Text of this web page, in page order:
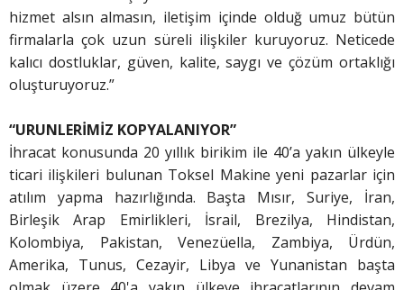
hizmet alsın almasın, iletişim içinde olduğ umuz bütün
firmalarla çok uzun süreli ilişkiler kuruyoruz. Neticede
kalıcı dostluklar, güven, kalite, saygı ve çözüm ortaklığı
oluşturuyoruz.”
“URUNLERİMİZ KOPYALANIYOR”
İhracat konusunda 20 yıllık birikim ile 40’a yakın ülkeyle
ticari ilişkileri bulunan Toksel Makine yeni pazarlar için
atılım yapma hazırlığında. Başta Mısır, Suriye, İran,
Birleşik Arap Emirlikleri, İsrail, Brezilya, Hindistan,
Kolombiya, Pakistan, Venezüella, Zambiya, Ürdün,
Amerika, Tunus, Cezayir, Libya ve Yunanistan başta